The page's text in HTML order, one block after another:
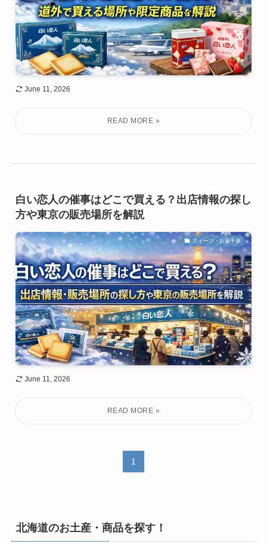
June 11, 2026
白い恋人の催事はどこで買える？出店情報の探し
方や東京の販売場所を解説
スイーツ・お菓子系
June 11, 2026
1
北海道のお土産・商品を探す！